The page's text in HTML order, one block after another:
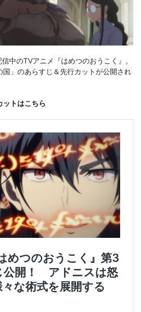
中のTVアニメ『はめつのおうこく』。
」のあらすじ＆先行カットが公開され
ットはこちら